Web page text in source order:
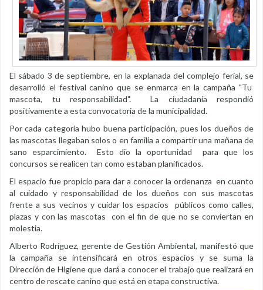
El sábado 3 de septiembre, en la explanada del complejo ferial, se
desarrolló el festival canino que se enmarca en la campaña "Tu
mascota, tu responsabilidad". La ciudadanía respondió
positivamente a esta convocatoria de la municipalidad.
Por cada categoría hubo buena participación, pues los dueños de
las mascotas llegaban solos o en familia a compartir una mañana de
sano esparcimiento. Esto dio la oportunidad para que los
concursos se realicen tan como estaban planificados.
El espacio fue propicio para dar a conocer la ordenanza en cuanto
al cuidado y responsabilidad de los dueños con sus mascotas
frente a sus vecinos y cuidar los espacios públicos como calles,
plazas y con las mascotas con el fin de que no se conviertan en
molestia.
Alberto Rodríguez, gerente de Gestión Ambiental, manifestó que
la campaña se intensificará en otros espacios y se suma la
Dirección de Higiene que dará a conocer el trabajo que realizará en
centro de rescate canino que está en etapa constructiva.